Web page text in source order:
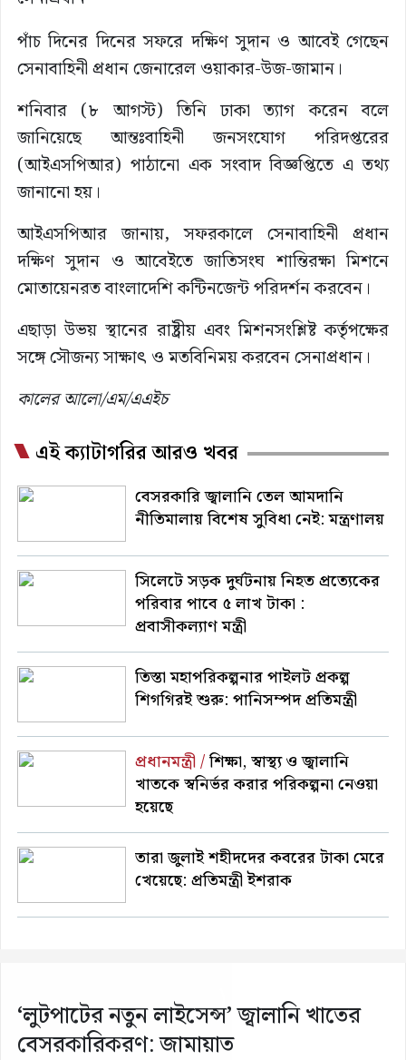
পাঁচ দিনের দিনের সফরে দক্ষিণ সুদান ও আবেই গেছেন
সেনাবাহিনী প্রধান জেনারেল ওয়াকার-উজ-জামান।
শনিবার (৮ আগস্ট) তিনি ঢাকা ত্যাগ করেন বলে
জানিয়েছে আন্তঃবাহিনী জনসংযোগ পরিদপ্তরের
(আইএসপিআর) পাঠানো এক সংবাদ বিজ্ঞপ্তিতে এ তথ্য
জানানো হয়।
আইএসপিআর জানায়, সফরকালে সেনাবাহিনী প্রধান
দক্ষিণ সুদান ও আবেইতে জাতিসংঘ শান্তিরক্ষা মিশনে
মোতায়েনরত বাংলাদেশি কন্টিনজেন্ট পরিদর্শন করবেন।
এছাড়া উভয় স্থানের রাষ্ট্রীয় এবং মিশনসংশ্লিষ্ট কর্তৃপক্ষের
সঙ্গে সৌজন্য সাক্ষাৎ ও মতবিনিময় করবেন সেনাপ্রধান।
কালের আলো/এম/এএইচ
এই ক্যাটাগরির আরও খবর
বেসরকারি জ্বালানি তেল আমদানি
নীতিমালায় বিশেষ সুবিধা নেই: মন্ত্রণালয়
সিলেটে সড়ক দুর্ঘটনায় নিহত প্রত্যেকের
পরিবার পাবে ৫ লাখ টাকা :
প্রবাসীকল্যাণ মন্ত্রী
তিস্তা মহাপরিকল্পনার পাইলট প্রকল্প
শিগগিরই শুরু: পানিসম্পদ প্রতিমন্ত্রী
প্রধানমন্ত্রী /শিক্ষা, স্বাস্থ্য ও জ্বালানি
খাতকে স্বনির্ভর করার পরিকল্পনা নেওয়া
হয়েছে
তারা জুলাই শহীদদের কবরের টাকা মেরে
খেয়েছে: প্রতিমন্ত্রী ইশরাক
‘লুটপাটের নতুন লাইসেন্স’ জ্বালানি খাতের
বেসরকারিকরণ: জামায়াত